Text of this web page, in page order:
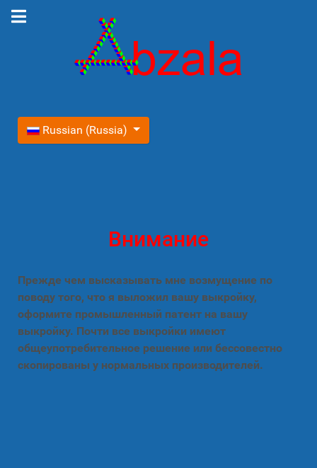
Выберите язык
Russian (Russia)
Внимание
Прежде чем высказывать мне возмущение по
поводу того, что я выложил вашу выкройку,
оформите промышленный патент на вашу
выкройку. Почти все выкройки имеют
общеупотребительное решение или бессовестно
скопированы у нормальных производителей.